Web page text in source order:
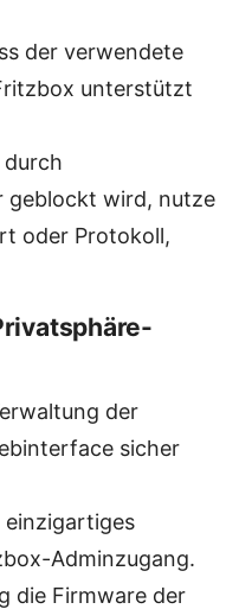
der verwendete
unterstützt
durch
geblockt wird, nutze
oder Protokoll,
der
sicher
einzigartiges
Adminzugang.
die Firmware der